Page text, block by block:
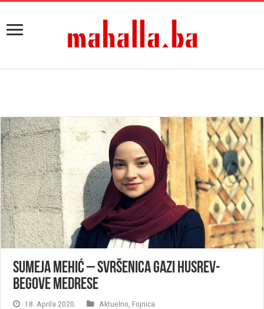
Sumeja Mehić – svršenica Gazi Husrev-
begove medrese
18. Aprila 2020. Aktuelno Fojnica